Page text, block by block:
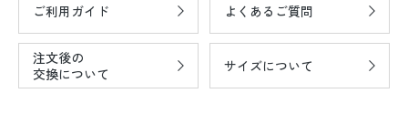
ご利用ガイド よくあるご質問
注文後の
交換について
サイズについて